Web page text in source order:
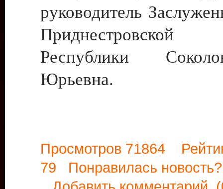
руководитель
Приднестровской
Республики
Юрьевна.
Просмотров 71864
79 Понравилась